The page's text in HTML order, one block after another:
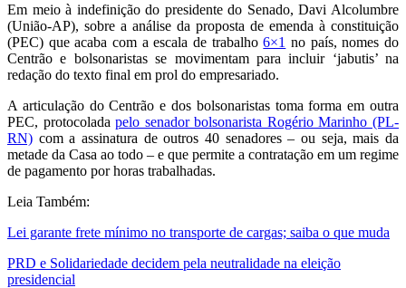
Em meio à indefinição do presidente do Senado, Davi Alcolumbre
(União-AP), sobre a análise da proposta de emenda à constituição
(PEC) que acaba com a escala de trabalho6×1 no país, nomes do
Centrão e bolsonaristas se movimentam para incluir ‘jabutis’ na
redação do texto final em prol do empresariado.
A articulação do Centrão e dos bolsonaristas toma forma em outra
PEC, protocoladapelo senador bolsonarista Rogério Marinho (PL-
RN) com a assinatura de outros 40 senadores – ou seja, mais da
metade da Casa ao todo – e que permite a contratação em um regime
de pagamento por horas trabalhadas.
Leia Também:
Lei garante frete mínimo no transporte de cargas; saiba o que muda
PRD e Solidariedade decidem pela neutralidade na eleição
presidencial